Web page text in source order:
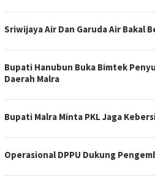
Sriwijaya Air Dan Garuda Air Bakal
Bupati Hanubun Buka Bimtek
Daerah Malra
Bupati Malra Minta PKL Jaga
Operasional DPPU Dukung